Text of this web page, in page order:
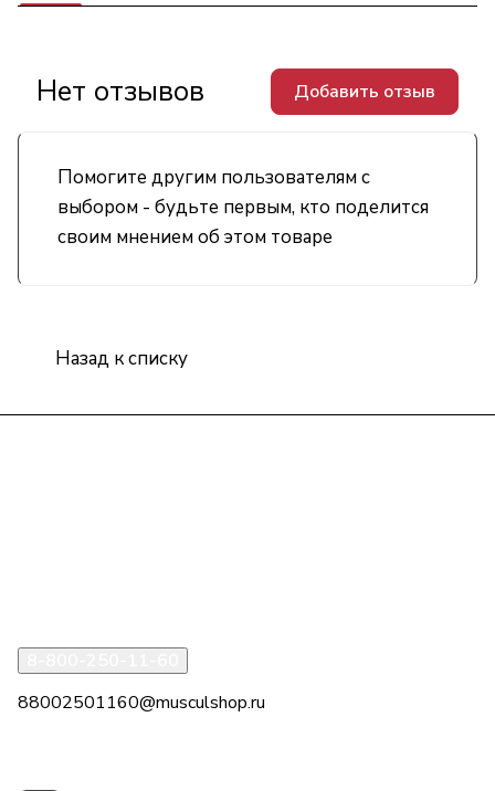
Помогите другим пользователям с
выбором - будьте первым, кто поделится
своим мнением об этом товаре
Нет отзывов Добавить отзыв
Назад к списку
88002501160@musculshop.ru